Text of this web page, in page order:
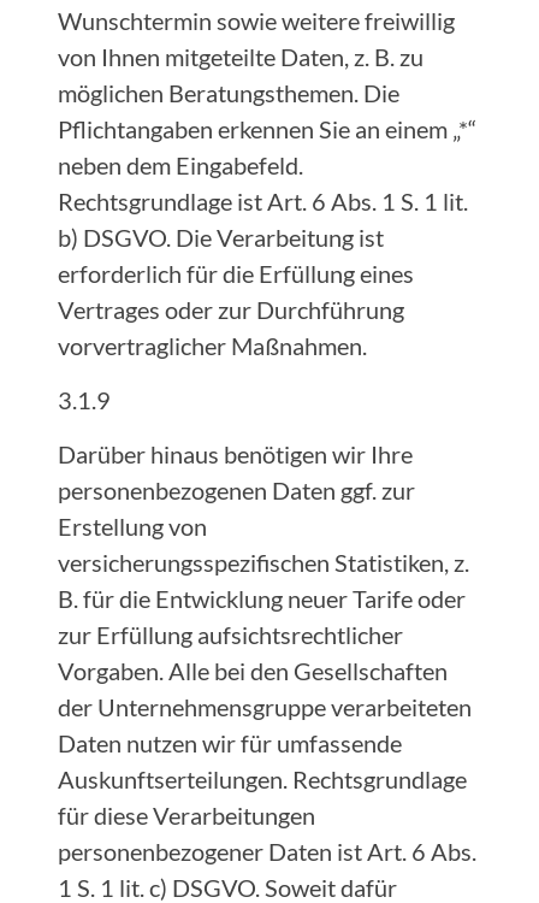
Wunschtermin sowie weitere freiwillig
von Ihnen mitgeteilte Daten, z. B. zu
möglichen Beratungsthemen. Die
Pflichtangaben erkennen Sie an einem „*“
neben dem Eingabefeld.
Rechtsgrundlage ist Art. 6 Abs. 1 S. 1 lit.
b) DSGVO. Die Verarbeitung ist
erforderlich für die Erfüllung eines
Vertrages oder zur Durchführung
vorvertraglicher Maßnahmen.
3.1.9
Darüber hinaus benötigen wir Ihre
personenbezogenen Daten ggf. zur
Erstellung von
versicherungsspezifischen Statistiken, z.
B. für die Entwicklung neuer Tarife oder
zur Erfüllung aufsichtsrechtlicher
Vorgaben. Alle bei den Gesellschaften
der Unternehmensgruppe verarbeiteten
Daten nutzen wir für umfassende
Auskunftserteilungen. Rechtsgrundlage
für diese Verarbeitungen
personenbezogener Daten ist Art. 6 Abs.
1 S. 1 lit. c) DSGVO. Soweit dafür